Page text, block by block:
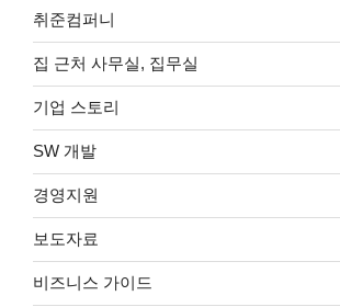
취준컴퍼니
집 근처 사무실, 집무실
기업 스토리
SW 개발
경영지원
보도자료
비즈니스 가이드